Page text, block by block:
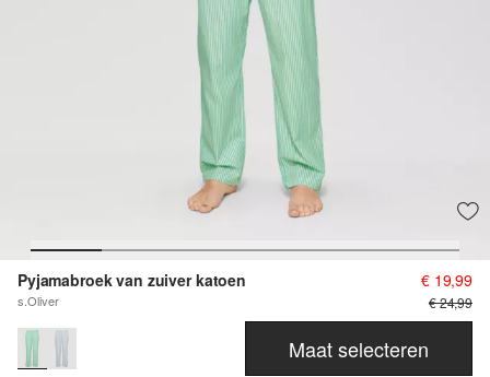
Pyjamabroek van zuiver katoen
s.Oliver
€ 19,99
€ 24,99
Maat selecteren